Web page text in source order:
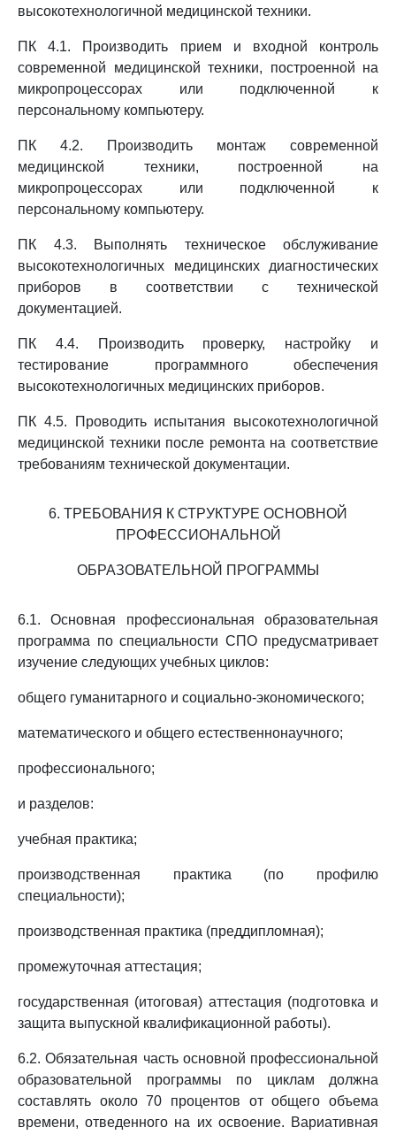
высокотехнологичной медицинской техники.
ПК 4.1. Производить прием и входной контроль
современной медицинской техники, построенной на
микропроцессорах или подключенной к
персональному компьютеру.
ПК 4.2. Производить монтаж современной
медицинской техники, построенной на
микропроцессорах или подключенной к
персональному компьютеру.
ПК 4.3. Выполнять техническое обслуживание
высокотехнологичных медицинских диагностических
приборов в соответствии с технической
документацией.
ПК 4.4. Производить проверку, настройку и
тестирование программного обеспечения
высокотехнологичных медицинских приборов.
ПК 4.5. Проводить испытания высокотехнологичной
медицинской техники после ремонта на соответствие
требованиям технической документации.
6. ТРЕБОВАНИЯ К СТРУКТУРЕ ОСНОВНОЙ
ПРОФЕССИОНАЛЬНОЙ
ОБРАЗОВАТЕЛЬНОЙ ПРОГРАММЫ
6.1. Основная профессиональная образовательная
программа по специальности СПО предусматривает
изучение следующих учебных циклов:
общего гуманитарного и социально-экономического;
математического и общего естественнонаучного;
профессионального;
и разделов:
учебная практика;
производственная практика (по профилю
специальности);
производственная практика (преддипломная);
промежуточная аттестация;
государственная (итоговая) аттестация (подготовка и
защита выпускной квалификационной работы).
6.2. Обязательная часть основной профессиональной
образовательной программы по циклам должна
составлять около 70 процентов от общего объема
времени, отведенного на их освоение. Вариативная